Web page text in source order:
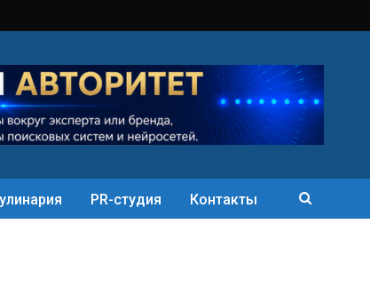
PR-студия Контакты